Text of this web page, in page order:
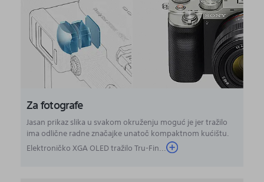
Za fotografe
Jasan prikaz slika u svakom okruženju moguć je jer tražilo
ima odlične radne značajke unatoč kompaktnom kućištu.
Elektroničko XGA OLED tražilo Tru-Fin...